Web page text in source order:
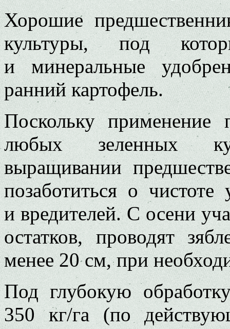
Хорошие
культуры, под
и минеральные
ранний картофель.
Поскольку применение
любых зеленных
выращивании
позаботиться о чистоте
и вредителей. С осени
остатков, проводят
менее 20 см, при
Под глубокую
350 кг/га (по